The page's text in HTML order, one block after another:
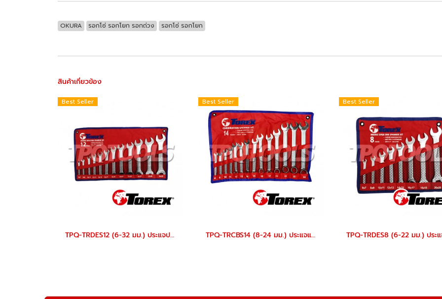
OKURA รอกโซ่ รอกโยก รอกถ่วง รอกโซ่ รอกโยก
สินค้าเกี่ยวข้อง
Best Seller
TPQ-TRDES12 (6-32 มม.) ประแจปากตายชุด 12 ตัว TOREX
Best Seller
TPQ-TRCBS14 (8-24 มม.) ประแจแหวนข้างปากตายชุด 14 ตัว TOREX
Best Seller